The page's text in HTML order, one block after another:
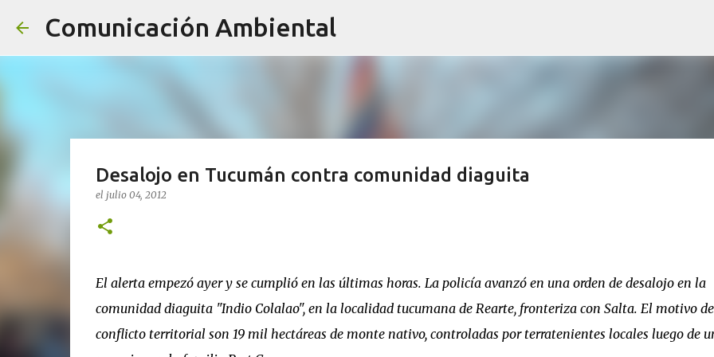
Comunicación Ambiental
Desalojo en Tucumán contra comunidad diaguita
el julio 04, 2012
El alerta empezó ayer y se cumplió en las últimas horas. La policía avanzó en una orden de desalojo en la
comunidad diaguita "Indio Colalao", en la localidad tucumana de Rearte, fronteriza con Salta. El motivo
conflicto territorial son 19 mil hectáreas de monte nativo, controladas por terratenientes locales luego de